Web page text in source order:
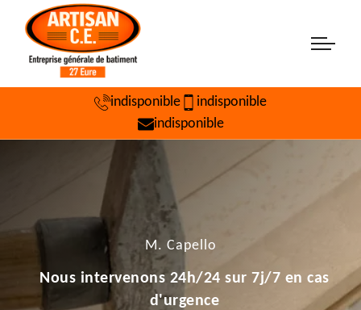
indisponible
indisponible
indisponible
M. Capello
Nous intervenons 24h/24 sur 7j/7 en cas
d'urgence